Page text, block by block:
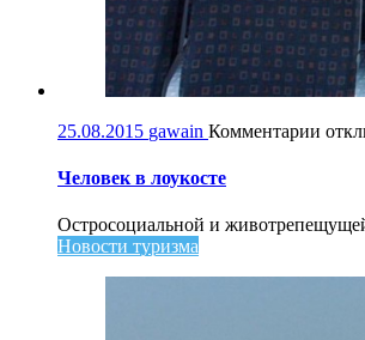
25.08.2015 gawain Комментарии к
Человек в лоукосте
Остросоциальной и
Новости туризма